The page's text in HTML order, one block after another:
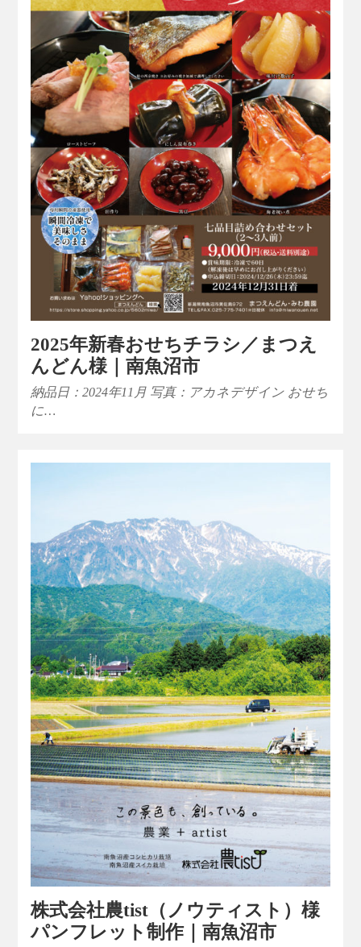
2025年新春おせちチラシ／まつえ
んどん様｜南魚沼市
納品日：2024年11月 写真：アカネデザイン おせち
に…
株式会社農tist（ノウティスト）様
パンフレット制作｜南魚沼市